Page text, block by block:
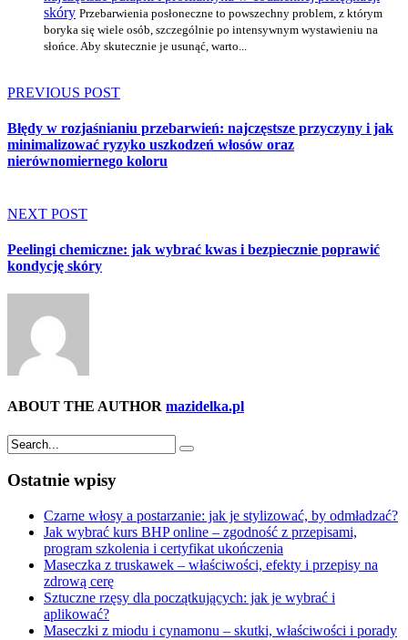
skóry Przebarwienia posłoneczne to powszechny problem, z którym
boryka się wiele osób, szczególnie po intensywnym wystawieniu na
słońce. Aby skutecznie je usunąć, warto...
PREVIOUS POST
Błędy w rozjaśnianiu przebarwień: najczęstsze przyczyny i jak
minimalizować ryzyko uszkodzeń włosów oraz
nierównomiernego koloru
NEXT POST
Peelingi chemiczne: jak wybrać kwas i bezpiecznie poprawić
kondycję skóry
ABOUT THE AUTHOR mazidelka.pl
Ostatnie wpisy
Czarne włosy a postarzanie: jak je stylizować, by odmładzać?
Jak wybrać kurs BHP online – zgodność z przepisami,
program szkolenia i certyfikat ukończenia
Maseczka z truskawek – właściwości, efekty i przepisy na
zdrową cerę
Sztuczne rzęsy dla początkujących: jak je wybrać i
aplikować?
Maseczki z miodu i cynamonu – skutki, właściwości i porady